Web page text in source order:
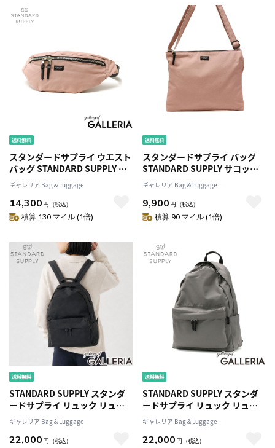
スタンダードサプライ ウエスト
バッグ STANDARD SUPPLY ウ
エストポーチ SIMPLICITY ファ
ニーパック斜めがけボディバッ
グ 薄型 シンプル ユニセックス
メンズ レディース FANNY PACK
ギャレリア Bag＆Luggage
14,300 円 （税込）
積算 130 マイル (1倍)
スタンダードサプライ バッグ
STANDARD SUPPLY サコッシ
ュ ショルダーバッグ
SIMPLICITY ミュゼット斜めが
け 薄い マチなし 小さめ シンプ
ル ユニセックス メンズ レディ
ギャレリア Bag＆Luggage
9,900 円 （税込）
積算 90 マイル (1倍)
STANDARD SUPPLY スタンダ
ードサプライ リュック リュッ
クサック 13L A4 日本製
SIMPLICITY NEW TINY
DAYPACK
ギャレリア Bag＆Luggage
22,000 円 （税込）
STANDARD SUPPLY スタンダ
ードサプライ リュック リュッ
クサック 13L A4 日本製
SIMPLICITY NEW TINY
DAYPACK
ギャレリア Bag＆Luggage
22,000 円 （税込）